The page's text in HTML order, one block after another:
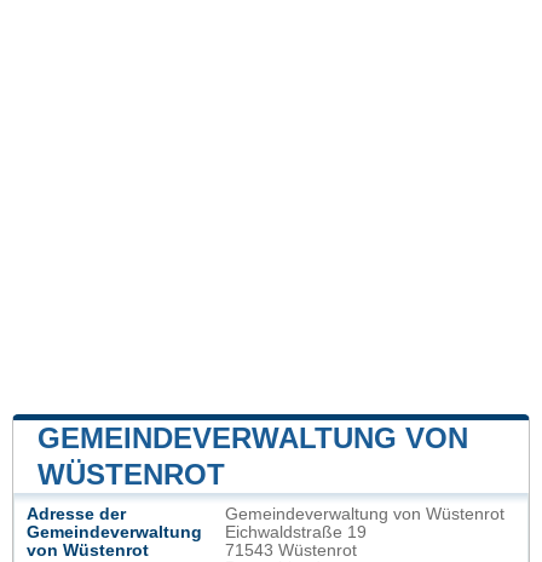
GEMEINDEVERWALTUNG VON
WÜSTENROT
Adresse der
Gemeindeverwaltung
von Wüstenrot
Gemeindeverwaltung von Wüstenrot
Eichwaldstraße 19
71543 Wüstenrot